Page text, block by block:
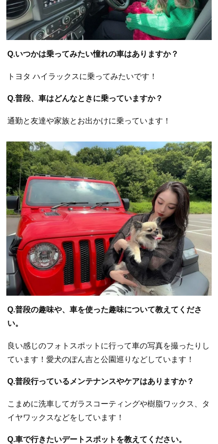
Q.いつかは乗ってみたい憧れの車はありますか？
トヨタ ハイラックスに乗ってみたいです！
Q.普段、車はどんなときに乗っていますか？
通勤と友達や家族とお出かけに乗っています！
Q.普段の趣味や、車を使った趣味について教えてくださ
い。
良い感じのフォトスポットに行って車の写真を撮ったりし
ています！愛犬のぽん吉と公園巡りなどしています！
Q.普段行っているメンテナンスやケアはありますか？
こまめに洗車してガラスコーティングや樹脂ワックス、タ
イヤワックスなどをしています！
Q.車で行きたいデートスポットを教えてください。